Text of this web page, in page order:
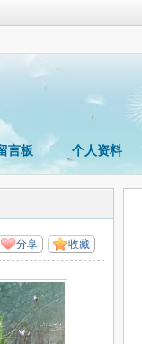
言板 个人资料
收藏
分享